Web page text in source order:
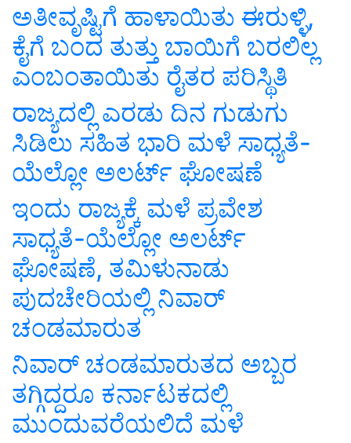
ಅತೀವೃಷ್ಟಿಗೆ ಹಾಳಾಯಿತು ಈರುಳ್ಳಿ,
ಕೈಗೆ ಬಂದ ತುತ್ತು ಬಾಯಿಗೆ ಬರಲಿಲ್ಲ
ಎಂಬಂತಾಯಿತು ರೈತರ ಪರಿಸ್ಥಿತಿ
ರಾಜ್ಯದಲ್ಲಿ ಎರಡು ದಿನ ಗುಡುಗು
ಸಿಡಿಲು ಸಹಿತ ಭಾರಿ ಮಳೆ ಸಾಧ್ಯತೆ-
ಯೆಲ್ಲೋ ಅಲರ್ಟ್ ಘೋಷಣೆ
ಇಂದು ರಾಜ್ಯಕ್ಕೆ ಮಳೆ ಪ್ರವೇಶ
ಸಾಧ್ಯತೆ-ಯೆಲ್ಲೋ ಅಲರ್ಟ್
ಘೋಷಣೆ, ತಮಿಳುನಾಡು
ಪುದಚೇರಿಯಲ್ಲಿ ನಿವಾರ್
ಚಂಡಮಾರುತ
ನಿವಾರ್ ಚಂಡಮಾರುತದ ಅಬ್ಬರ
ತಗ್ಗಿದ್ದರೂ ಕರ್ನಾಟಕದಲ್ಲಿ
ಮುಂದುವರೆಯಲಿದೆ ಮಳೆ